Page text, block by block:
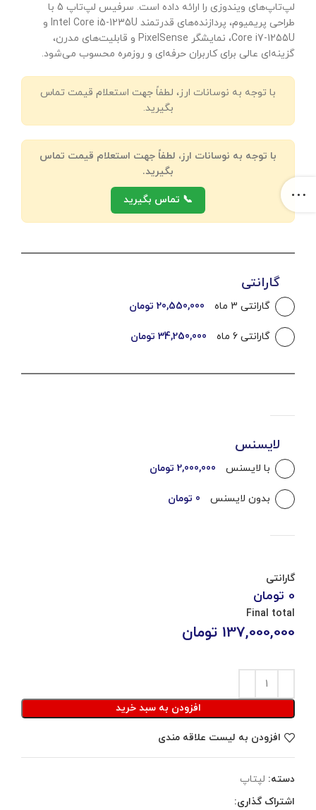
لپ‌تاپ‌های ویندوزی را ارائه داده است. سرفیس لپ‌تاپ 5 با
طراحی پریمیوم، پردازنده‌های قدرتمند Intel Core i5-1235U و
Core i7-1255U، نمایشگر PixelSense و قابلیت‌های مدرن،
گزینه‌ای عالی برای کاربران حرفه‌ای و روزمره محسوب می‌شود.
با توجه به نوسانات ارز، لطفاً جهت استعلام قیمت تماس
بگیرید.
با توجه به نوسانات ارز، لطفاً جهت استعلام قیمت تماس
بگیرید.
📞 تماس بگیرید
گارانتی
گارانتی 3 ماه 20,550,000 تومان
گارانتی 6 ماه 34,250,000 تومان
لایسنس
با لایسنس 2,000,000 تومان
بدون لایسنس 0 تومان
گارانتی
0 تومان
Final total
137,000,000 تومان
افزودن به سبد خرید
افزودن به لیست علاقه مندی
دسته: لپتاپ
اشتراک گذاری: